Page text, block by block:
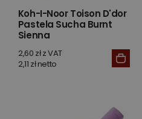
Koh-I-Noor Toison D'dor
Pastela Sucha Burnt
Sienna
2,60 zł z VAT
2,11 zł netto